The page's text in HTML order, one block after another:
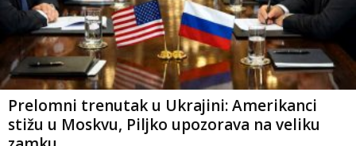
Prelomni trenutak u Ukrajini: Amerikanci
stižu u Moskvu, Piljko upozorava na veliku